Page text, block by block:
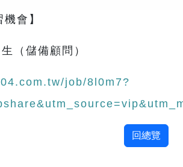
會】
（儲備顧問）
job/8l0m7?
回總覽